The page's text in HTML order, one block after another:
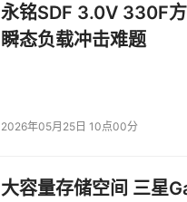
永铭SDF 3.0V 330F
瞬态负载冲击难题
2026年05月25日 10点00分
大容量存储空间 三星